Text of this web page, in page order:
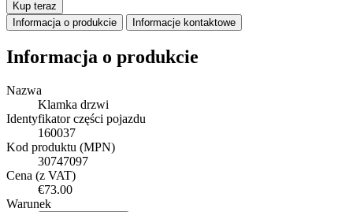
Kup teraz
Informacja o produkcie
Informacje kontaktowe
Informacja o produkcie
Nazwa
Klamka drzwi
Identyfikator części pojazdu
160037
Kod produktu (MPN)
30747097
Cena (z VAT)
€73.00
Warunek